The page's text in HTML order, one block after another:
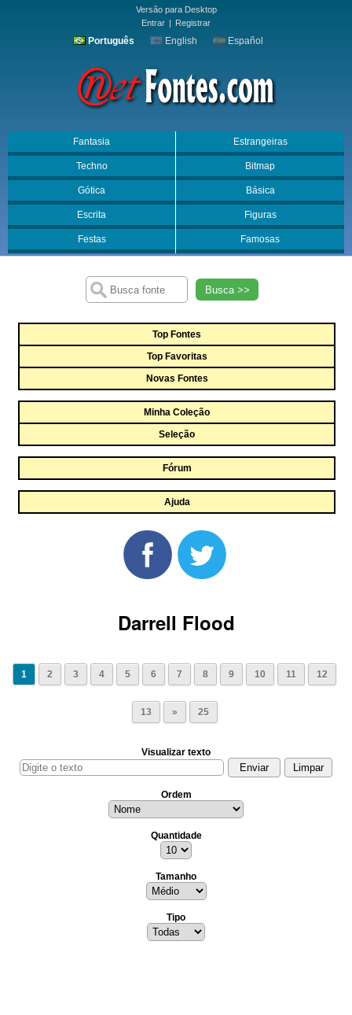
Versão para Desktop
Entrar | Registrar
Português English Español
Fantasia Estrangeiras
Techno Bitmap
Gótica Básica
Escrita Figuras
Festas Famosas
Busca >>
Top Fontes
Top Favoritas
Novas Fontes
Minha Coleção
Seleção
Fórum
Ajuda
Darrell Flood
1 2 3 4 5 6 7 8 9 10 11 12
13 » 25
Visualizar texto
Ordem
Quantidade
Tamanho
Tipo